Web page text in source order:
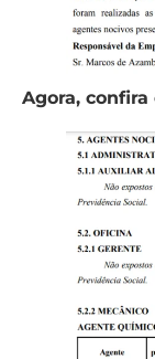
Agora,